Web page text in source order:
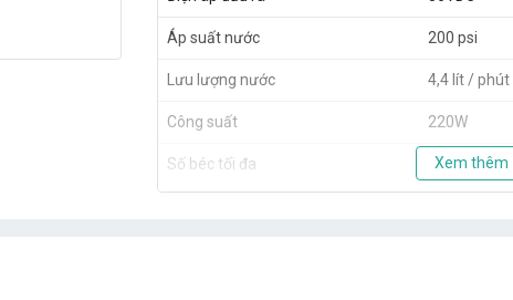
Áp suất nước 200 psi
Lưu lượng nước 4,4 lít / phút
Công suất 220W
Số béc tối đa 150 béc
Xem thêm